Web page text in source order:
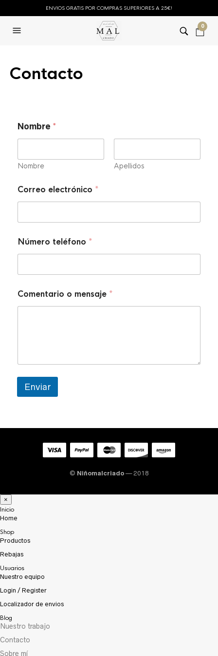
ENVIOS GRATIS POR COMPRAS SUPERIORES A 25€!
0
Contacto
Nombre *
Nombre Apellidos
Correo electrónico *
Número teléfono *
Comentario o mensaje *
Enviar
© Niñomalcriado— 2018
×
Inicio
Home
Shop
Productos
Rebajas
Usuarios
Nuestro equipo
Login / Register
Localizador de envios
Blog
Nuestro trabajo
Contacto
Sobre mí